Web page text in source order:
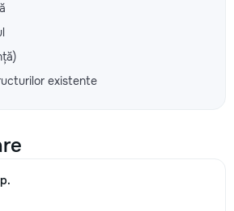
existente